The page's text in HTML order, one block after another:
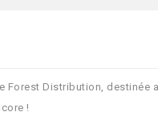
Forest Distribution,
!